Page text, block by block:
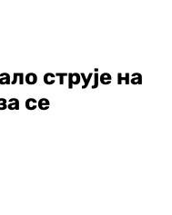
струје на
се